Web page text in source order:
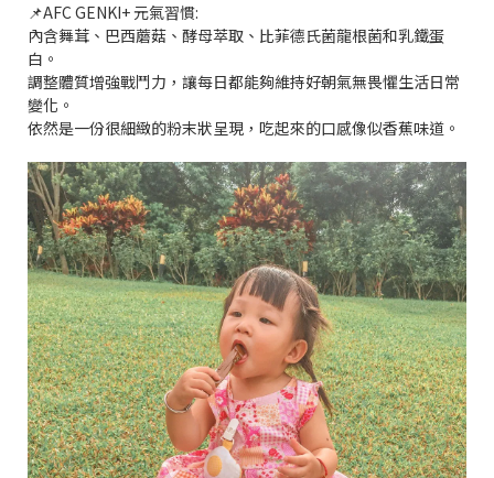
📌AFC GENKI+ 元氣習慣:
內含舞茸、巴西蘑菇、酵母萃取、比菲德氏菌龍根菌和乳鐵蛋
白。
調整體質增強戰鬥力，讓每日都能夠維持好朝氣無畏懼生活日常
變化。
依然是一份很細緻的粉末狀呈現，吃起來的口感像似香蕉味道。